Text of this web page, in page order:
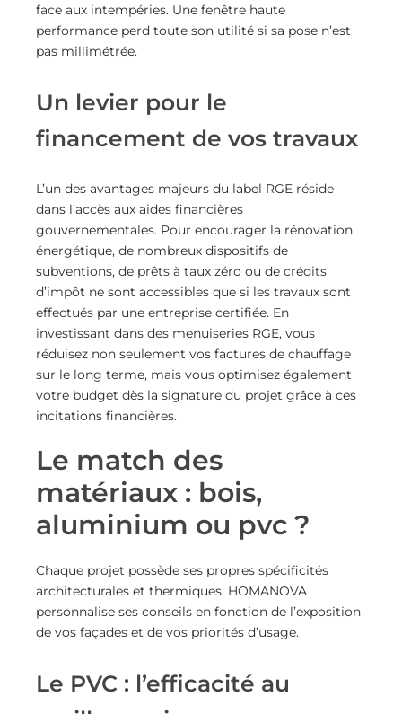
face aux intempéries. Une fenêtre haute
performance perd toute son utilité si sa pose n’est
pas millimétrée.
Un levier pour le
financement de vos travaux
L’un des avantages majeurs du label RGE réside
dans l’accès aux aides financières
gouvernementales. Pour encourager la rénovation
énergétique, de nombreux dispositifs de
subventions, de prêts à taux zéro ou de crédits
d’impôt ne sont accessibles que si les travaux sont
effectués par une entreprise certifiée. En
investissant dans des menuiseries RGE, vous
réduisez non seulement vos factures de chauffage
sur le long terme, mais vous optimisez également
votre budget dès la signature du projet grâce à ces
incitations financières.
Le match des
matériaux : bois,
aluminium ou pvc ?
Chaque projet possède ses propres spécificités
architecturales et thermiques. HOMANOVA
personnalise ses conseils en fonction de l’exposition
de vos façades et de vos priorités d’usage.
Le PVC : l’efficacité au